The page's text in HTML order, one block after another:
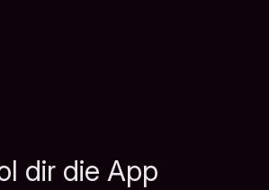
dir die App